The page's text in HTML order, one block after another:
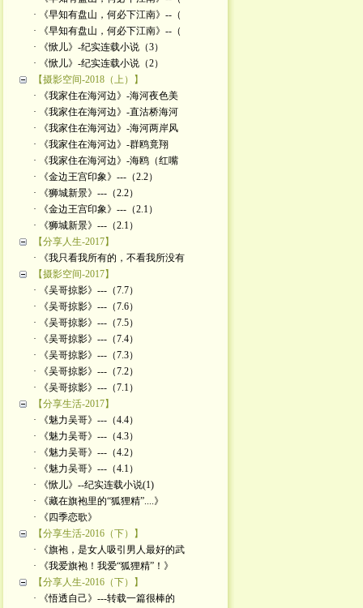
· 《早知有盘山，何必下江南》--（
· 《早知有盘山，何必下江南》--（
· 《惞儿》-纪实连载小说（3）
· 《惞儿》-纪实连载小说（2）
【摄影空间-2018（上）】
· 《我家住在海河边》-海河夜色美
· 《我家住在海河边》-直沽桥海河
· 《我家住在海河边》-海河两岸风
· 《我家住在海河边》-群鸥竟翔
· 《我家住在海河边》-海鸥（红嘴
· 《金边王宫印象》---（2.2）
· 《狮城新景》---（2.2）
· 《金边王宫印象》---（2.1）
· 《狮城新景》---（2.1）
【分享人生-2017】
· 《我只看我所有的，不看我所没有
【摄影空间-2017】
· 《吴哥掠影》---（7.7）
· 《吴哥掠影》---（7.6）
· 《吴哥掠影》---（7.5）
· 《吴哥掠影》---（7.4）
· 《吴哥掠影》---（7.3）
· 《吴哥掠影》---（7.2）
· 《吴哥掠影》---（7.1）
【分享生活-2017】
· 《魅力吴哥》---（4.4）
· 《魅力吴哥》---（4.3）
· 《魅力吴哥》---（4.2）
· 《魅力吴哥》---（4.1）
· 《惞儿》--纪实连载小说(1)
· 《藏在旗袍里的“狐狸精”....》
· 《四季恋歌》
【分享生活-2016（下）】
· 《旗袍，是女人吸引男人最好的武
· 《我爱旗袍！我爱“狐狸精”！》
【分享人生-2016（下）】
· 《悟透自己》---转载一篇很棒的